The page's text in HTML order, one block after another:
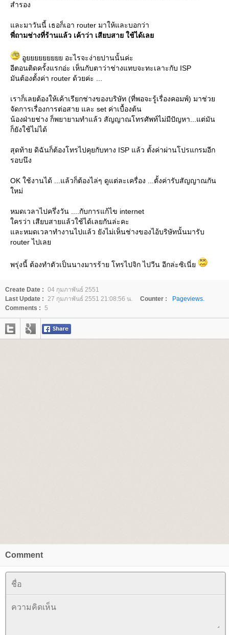
สำรอง
ละมาวันนี้ เธอก็เอา router มาให้และบอกว่า
พี่ถามช่างที่ร้านแล้ว เค้าว่า เสียบสาย ใช้ได้เล
อูยยยยยยยยย อะไรจะง่ายปานนั้นค่ะ
อีตอนติดครั้งแรกอ่ะ เห็นกับตาว่าช่างแทบจะทะเลาะกับ ISP
มันต้องตั้งค่า router ด้วยค่ะ ...
เราก็เลยต้องให้เค้าเรียกช่างของบริษัท (ที่พอจะรู้เรื่องคอมพ์) มาช่ว
จัดการเรื่องการต่อสาย และ set ค่าเบื้องต้น
น้องฝ่ายช่าง ก็พยายามทำแล้ว สัญญาณโทรศัพท์ไม่มีปัญหา...แต่มัน
ก็ยังใช้ไม่ได้
สุดท้าย ดิฉันก็ต้องโทรไปคุยกับทาง ISP แล้ว ตั้งค่าผ่านโปรแกรมอีก
รอบนึง
OK ใช้งานได้ ...แล้วก็ต้องไล่ๆ ดูแต่ละเครื่อง ...ตั้งค่ารับสัญญาณกัน
หม่
หมดเวลาไปครึ่งวัน ....กับการแก้ไข internet
ครว่า เสียบสายแล้วใช้ได้เลยกันล่ะคะ
ละหมดเวลาทำงานไปแล้ว ยังไม่เห็นช่างของไอ้บริษัทนั้นมารับ
router ไปเล
พรุ่งนี้ ต้องทำตัวเป็นนางมารร้าย โทรไปจิก ไปวีน อีกล่ะซิเนี่
Create Date : 04 กุมภาพันธ์ 2551
Last Update : 27 กุมภาพันธ์ 2551 21:08:56 น. Counter :
Pageviews.
Comments : 5
Comment